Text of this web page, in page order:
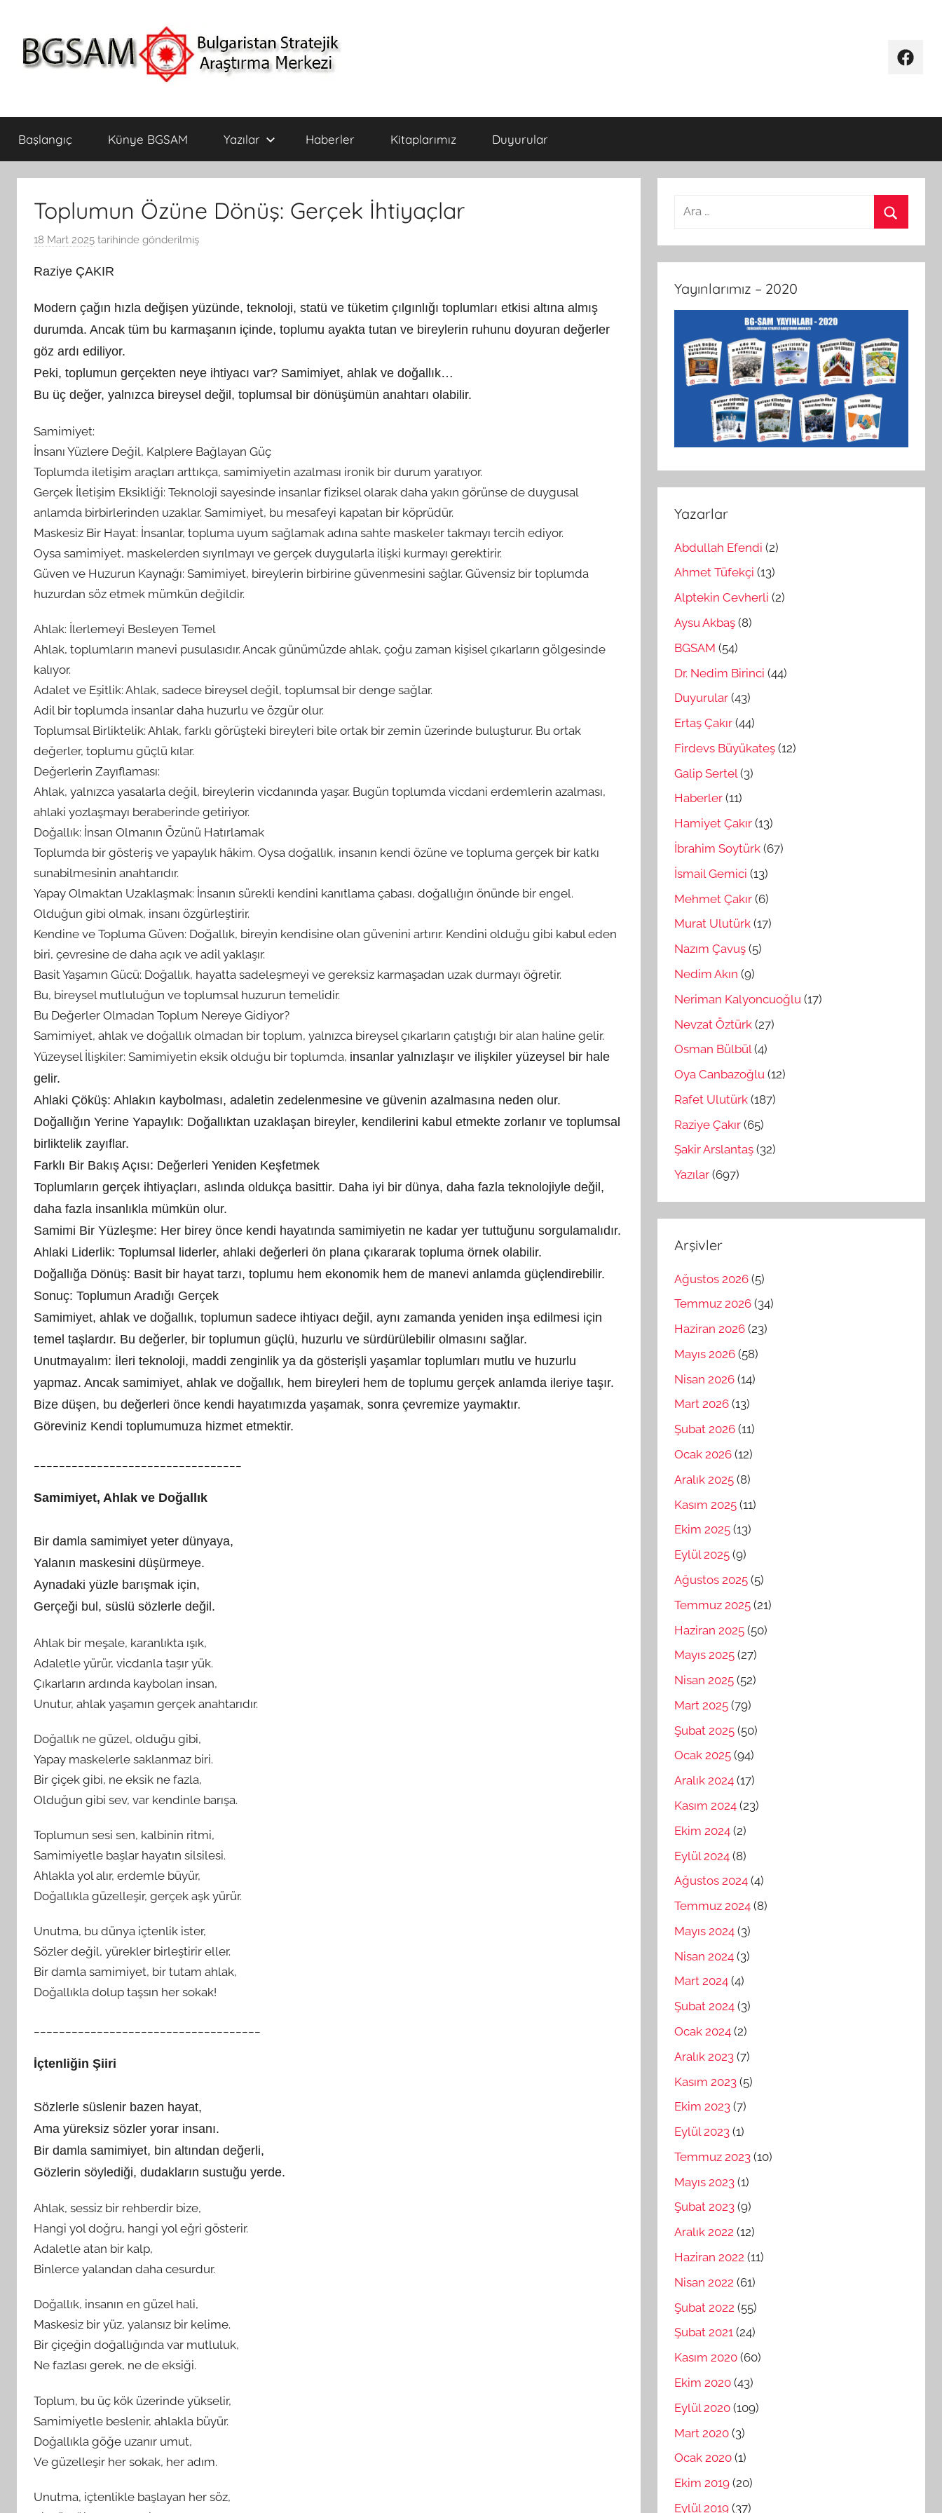
BGSAM
Stratejik
Araştırma
Başlangıç Künye BGSAM Yazılar Haberler Kitaplarımız Duyurular
Toplumun Özüne Dönüş: Gerçek İhtiyaçlar
18 Mart 2025 tarihinde gönderilmiş
M
t
r
d
a
n
Raziye ÇAKIR
Modern çağın hızla değişen yüzünde, teknoloji, statü ve tüketim çılgınlığı toplumları etkisi altına almış
durumda. Ancak tüm bu karmaşanın içinde, toplumu ayakta tutan ve bireylerin ruhunu doyuran değerler
göz ardı ediliyor.
Peki, toplumun gerçekten neye ihtiyacı var? Samimiyet, ahlak ve doğallık…
Bu üç değer, yalnızca bireysel değil, toplumsal bir dönüşümün anahtarı olabilir.
Samimiyet:
İnsanı Yüzlere Değil, Kalplere Bağlayan Güç
Toplumda iletişim araçları arttıkça, samimiyetin azalması ironik bir durum yaratıyor.
Gerçek İletişim Eksikliği: Teknoloji sayesinde insanlar fiziksel olarak daha yakın görünse de duygusal
anlamda birbirlerinden uzaklar. Samimiyet, bu mesafeyi kapatan bir köprüdür.
Maskesiz Bir Hayat: İnsanlar, topluma uyum sağlamak adına sahte maskeler takmayı tercih ediyor.
Oysa samimiyet, maskelerden sıyrılmayı ve gerçek duygularla ilişki kurmayı gerektirir.
Güven ve Huzurun Kaynağı: Samimiyet, bireylerin birbirine güvenmesini sağlar. Güvensiz bir toplumda
huzurdan söz etmek mümkün değildir.
Ahlak: İlerlemeyi Besleyen Temel
Ahlak, toplumların manevi pusulasıdır. Ancak günümüzde ahlak, çoğu zaman kişisel çıkarların gölgesinde
kalıyor.
Adalet ve Eşitlik: Ahlak, sadece bireysel değil, toplumsal bir denge sağlar.
Adil bir toplumda insanlar daha huzurlu ve özgür olur.
Toplumsal Birliktelik: Ahlak, farklı görüşteki bireyleri bile ortak bir zemin üzerinde buluşturur. Bu ortak
değerler, toplumu güçlü kılar.
Değerlerin Zayıflaması:
Ahlak, yalnızca yasalarla değil, bireylerin vicdanında yaşar. Bugün toplumda vicdani erdemlerin azalması,
ahlaki yozlaşmayı beraberinde getiriyor.
Doğallık: İnsan Olmanın Özünü Hatırlamak
Toplumda bir gösteriş ve yapaylık hâkim. Oysa doğallık, insanın kendi özüne ve topluma gerçek bir katkı
sunabilmesinin anahtarıdır.
Yapay Olmaktan Uzaklaşmak: İnsanın sürekli kendini kanıtlama çabası, doğallığın önünde bir engel.
Olduğun gibi olmak, insanı özgürleştirir.
Kendine ve Topluma Güven: Doğallık, bireyin kendisine olan güvenini artırır. Kendini olduğu gibi kabul eden
biri, çevresine de daha açık ve adil yaklaşır.
Basit Yaşamın Gücü: Doğallık, hayatta sadeleşmeyi ve gereksiz karmaşadan uzak durmayı öğretir.
Bu, bireysel mutluluğun ve toplumsal huzurun temelidir.
Bu Değerler Olmadan Toplum Nereye Gidiyor?
Samimiyet, ahlak ve doğallık olmadan bir toplum, yalnızca bireysel çıkarların çatıştığı bir alan haline gelir.
Yüzeysel İlişkiler: Samimiyetin eksik olduğu bir toplumda, insanlar yalnızlaşır ve ilişkiler yüzeysel bir hale
gelir.
Ahlaki Çöküş: Ahlakın kaybolması, adaletin zedelenmesine ve güvenin azalmasına neden olur.
Doğallığın Yerine Yapaylık: Doğallıktan uzaklaşan bireyler, kendilerini kabul etmekte zorlanır ve toplumsal
birliktelik zayıflar.
Farklı Bir Bakış Açısı: Değerleri Yeniden Keşfetmek
Toplumların gerçek ihtiyaçları, aslında oldukça basittir. Daha iyi bir dünya, daha fazla teknolojiyle değil,
daha fazla insanlıkla mümkün olur.
Samimi Bir Yüzleşme: Her birey önce kendi hayatında samimiyetin ne kadar yer tuttuğunu sorgulamalıdır.
Ahlaki Liderlik: Toplumsal liderler, ahlaki değerleri ön plana çıkararak topluma örnek olabilir.
Doğallığa Dönüş: Basit bir hayat tarzı, toplumu hem ekonomik hem de manevi anlamda güçlendirebilir.
Sonuç: Toplumun Aradığı Gerçek
Samimiyet, ahlak ve doğallık, toplumun sadece ihtiyacı değil, aynı zamanda yeniden inşa edilmesi için
temel taşlardır. Bu değerler, bir toplumun güçlü, huzurlu ve sürdürülebilir olmasını sağlar.
Unutmayalım: İleri teknoloji, maddi zenginlik ya da gösterişli yaşamlar toplumları mutlu ve huzurlu
yapmaz. Ancak samimiyet, ahlak ve doğallık, hem bireyleri hem de toplumu gerçek anlamda ileriye taşır.
Bize düşen, bu değerleri önce kendi hayatımızda yaşamak, sonra çevremize yaymaktır.
Göreviniz Kendi toplumumuza hizmet etmektir.
Samimiyet, Ahlak ve Doğallık
Bir damla samimiyet yeter dünyaya,
Yalanın maskesini düşürmeye.
Aynadaki yüzle barışmak için,
Gerçeği bul, süslü sözlerle değil.
Ahlak bir meşale, karanlıkta ışık,
Adaletle yürür, vicdanla taşır yük.
Çıkarların ardında kaybolan insan,
Unutur, ahlak yaşamın gerçek anahtarıdır.
Doğallık ne güzel, olduğu gibi,
Yapay maskelerle saklanmaz biri.
Bir çiçek gibi, ne eksik ne fazla,
Olduğun gibi sev, var kendinle barışa.
Toplumun sesi sen, kalbinin ritmi,
Samimiyetle başlar hayatın silsilesi.
Ahlakla yol alır, erdemle büyür,
Doğallıkla güzelleşir, gerçek aşk yürür.
Unutma, bu dünya içtenlik ister,
Sözler değil, yürekler birleştirir eller.
Bir damla samimiyet, bir tutam ahlak,
Doğallıkla dolup taşsın her sokak!
İçtenliğin Şiiri
Sözlerle süslenir bazen hayat,
Ama yüreksiz sözler yorar insanı.
Bir damla samimiyet, bin altından değerli,
Gözlerin söylediği, dudakların sustuğu yerde.
Ahlak, sessiz bir rehberdir bize,
Hangi yol doğru, hangi yol eğri gösterir.
Adaletle atan bir kalp,
Binlerce yalandan daha cesurdur.
Doğallık, insanın en güzel hali,
Maskesiz bir yüz, yalansız bir kelime.
Bir çiçeğin doğallığında var mutluluk,
Ne fazlası gerek, ne de eksiği.
Toplum, bu üç kök üzerinde yükselir,
Samimiyetle beslenir, ahlakla büyür.
Doğallıkla göğe uzanır umut,
Ve güzelleşir her sokak, her adım.
Unutma, içtenlikle başlayan her söz,
Arama:
Yayınlarımız – 2020
Yazarlar
Abdullah Efendi (2)
Ahmet Tüfekçi (13)
Alptekin Cevherli (2)
Aysu Akbaş (8)
BGSAM (54)
Dr. Nedim Birinci (44)
Duyurular (43)
Ertaş Çakır (44)
Firdevs Büyükateş (12)
Galip Sertel (3)
Haberler (11)
Hamiyet Çakır (13)
İbrahim Soytürk (67)
İsmail Gemici (13)
Mehmet Çakır (6)
Murat Ulutürk (17)
Nazım Çavuş (5)
Nedim Akın (9)
Neriman Kalyoncuoğlu (17)
Nevzat Öztürk (27)
Osman Bülbül(4)
Oya Canbazoğlu (12)
Rafet Ulutürk (187)
Raziye Çakır (65)
Şakir Arslantaş (32)
Yazılar (697)
Arşivler
Ağustos 2026 (5)
Temmuz 2026 (34)
Haziran 2026 (23)
Mayıs 2026 (58)
Nisan 2026 (14)
Mart 2026 (13)
Şubat 2026 (11)
Ocak 2026 (12)
Aralık 2025 (8)
Kasım 2025 (11)
Ekim 2025 (13)
Eylül 2025 (9)
Ağustos 2025 (5)
Temmuz 2025 (21)
Haziran 2025 (50)
Mayıs 2025 (27)
Nisan 2025 (52)
Mart 2025 (79)
Şubat 2025 (50)
Ocak 2025 (94)
Aralık 2024 (17)
Kasım 2024 (23)
Ekim 2024 (2)
Eylül 2024 (8)
Ağustos 2024 (4)
Temmuz 2024 (8)
Mayıs 2024 (3)
Nisan 2024 (3)
Mart 2024 (4)
Şubat 2024 (3)
Ocak 2024 (2)
Aralık 2023 (7)
Kasım 2023 (5)
Ekim 2023 (7)
Eylül 2023 (1)
Temmuz 2023 (10)
Mayıs 2023 (1)
Şubat 2023 (9)
Aralık 2022 (12)
Haziran 2022 (11)
Nisan 2022 (61)
Şubat 2022 (55)
Şubat 2021 (24)
Kasım 2020 (60)
Ekim 2020 (43)
Eylül 2020 (109)
Mart 2020 (3)
Ocak 2020 (1)
Ekim 2019 (20)
Eylül 2019 (37)